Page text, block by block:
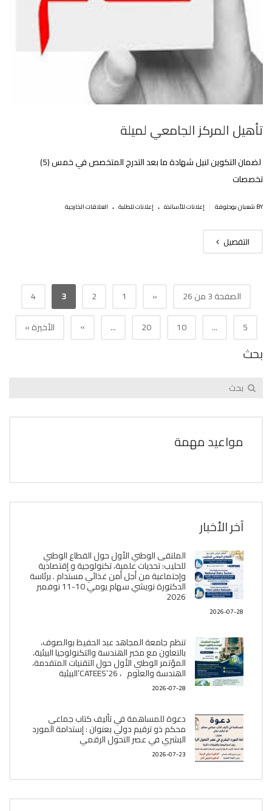
تأهيل المركز الجامعي لميلة
لضمان التكوين لنيل شهادة ما بعد التدرج المتخصص في خمس (5)
تخصصات
BY شعبان بوحلوفة إعلانات للأساتذة . إعلانات للطلبة . العلاقات الخارجية
التفصيل
الصفحة 3 من 26 «
1
2
3
4
5
...
10
20
...
» الأخيرة »
بحث
مواعيد مهمة
آخر الأخبار
الملتقى الوطني الأول حول القطاع الوطني
للحليب: تحديات علمية، تكنولوجية و إقتصادية
وإجتماعية من أجل أمن غذائي مستدام . برئاسة
الدكتورة نويشي سهام يومي 10-11 نوفمبر
2026
2026-07-28
تنظم جامعة المجاهد عبد الحفيظ بوالصوف،
بالتعاون مع مخبر الھندسة والتكنولوجيا البیئیة،
المؤتمر الوطني الأول حول التقنيات المتقدمة،
الھندسة والعلوم ، CATEES’26’البیئية
2026-07-28
دعوة للمساهمة في تأليف كتاب جماعي
محكم ذو ترقيم دولي بعنوان : إستدامة المورد
البشري في عصر التحول الرقمي
2026-07-23